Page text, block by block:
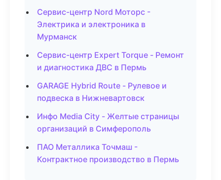
Сервис-центр Nord Моторс -
Электрика и электроника в
Мурманск
Сервис-центр Expert Torque - Ремонт
и диагностика ДВС в Пермь
GARAGE Hybrid Route - Рулевое и
подвеска в Нижневартовск
Инфо Media City - Желтые страницы
организаций в Симферополь
ПАО Металлика Точмаш -
Контрактное производство в Пермь